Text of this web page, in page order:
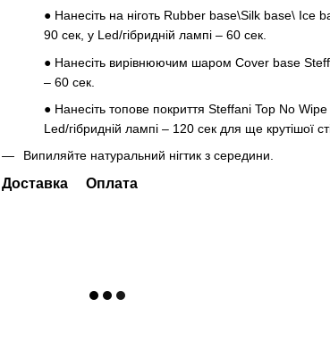
● Нанесіть на ніготь Rubber base\Silk base\
90 сек, у Led/гібридній лампі – 60 сек.
● Нанесіть вирівнюючим шаром Cover base
– 60 сек.
● Нанесіть топове покриття Steffani Top No
Led/гібридній лампі – 120 сек для ще крутішої
Випиляйте натуральний нігтик з середини.
Доставка Оплата